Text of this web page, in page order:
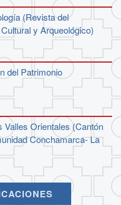
(Revista del
y Arqueológico)
del Patrimonio
Valles Orientales (Cantón
Conchamarca- La